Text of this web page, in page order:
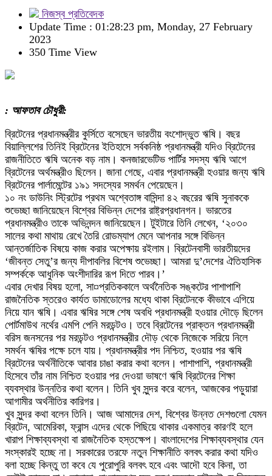
নিজস্ব প্রতিবেদক
Update Time : 01:28:23 pm, Monday, 27 February
2023
350 Time View
: আফতাব চৌধুরী:
ব্রিটেনের প্রধানমন্ত্রীর কুর্সিতে বসেছেন ভারতীয় বংশোদ্ভুত ঋষি। বছর
বিয়াল্লিশের তিনিই ব্রিটেনের ইতিহাসে সর্বকনিষ্ঠ প্রধানমন্ত্রী যদিও ব্রিটেনের
রাজনীতিতে ঋষি অনেক বড় নাম। কনজারভেটিভ পার্টির সদস্য ঋষি আগে
ব্রিটেনের অর্থমন্ত্রীও ছিলেন। জানা গেছে, এবার প্রধানমন্ত্রী হওয়ার জন্য ঋষি
ব্রিটেনের পার্লামেন্টের ১৯১ সদস্যের সমর্থন পেয়েছেন।
১০ নং ডাউনিং স্ট্রিটের প্রথম অশ্বেতাঙ্গ বাসিন্দা ৪২ বছরের ঋষি সুনাককে
শুভেচ্ছা জানিয়েছেন বিশ্বের বিভিন্ন দেশের রাষ্ট্রপ্রধানগন। ভারতের
প্রধানমন্ত্রীও তাকে অভিনন্দন জানিয়েছেন। টুইটারে তিনি লেখেন, ‘২০৩০
সালের কথা মাথায় রেখে তৈরি রোডম্যাপ মেনে আপনার সঙ্গে বিভিন্ন
আন্তর্জাতিক বিষয়ে কাজ করার অপেক্ষায় রইলাম। ব্রিটেনবাসী ভারতীয়দের
‘জীবন্ত সেতু’র জন্য দীপাবলির বিশেষ শুভেচ্ছা। আমরা দু’দেশের ঐতিহাসিক
সম্পর্ককে আধুনিক অংশীদারির রূপ দিতে পারব।’
এবার দেখার বিষয় হলো, সা¤প্রতিককালে অর্থনৈতিক সঙ্কটের পাশাপাশি
রাজনৈতিক স্তরেও কার্যত ডামাডোলের মধ্যে থাকা ব্রিটেনকে কীভাবে এগিয়ে
নিয়ে যান ঋষি। এবার ঋষির সঙ্গে শেষ অবধি প্রধানমন্ত্রী হওয়ার দৌড়ে ছিলেন
পোর্টমাউথ নর্থের এমপি পেনি মরডন্টও। তবে ব্রিটেনের প্রাক্তন প্রধানমন্ত্রী
বরিস জনসনের পর মরডন্টও প্রধানমন্ত্রীর দৌড় থেকে নিজেকে সরিয়ে নিলে
সমর্থন ঋষির পক্ষে চলে যায়। প্রধানমন্ত্রীর পদ নিশ্চিত, হওয়ার পর ঋষি
ব্রিটেনের অর্থনীতিকে আবার চাঙা করার কথা বলেন। পাশাপাশি, প্রধানমন্ত্রী
হিসেবে তাঁর নাম নিশ্চিত হওয়ার পর দেওয়া ভাষণে ঋষি ব্রিটেনের শিক্ষা
ব্যবস্থার উন্নতির কথা বলেন। তিনি খুব সুন্দর করে বলেন, আজকের পড়ুয়ারা
আগামীর অর্থনীতির কারিগর।
খুব সুন্দর কথা বলেন তিনি। আজ আমাদের দেশ, বিশ্বের উন্নত দেশগুলো যেমন
ব্রিটেন, আমেরিকা, ফ্রান্স এদের থেকে পিছিয়ে থাকার একমাত্র কারণই হলে
খারাপ শিক্ষাব্যবস্থা বা রাজনৈতিক হস্তক্ষেপ। বাংলাদেশের শিক্ষাব্যবস্থার যেন
সংস্কারই হচ্ছে না। সরকারের তরফে নতুন শিক্ষানীতি বলবৎ করার কথা যদিও
বলা হচ্ছে কিন্তু তা কবে যে পুরোপুরি বলবৎ হবে এবং আদৌ হবে কিনা, তা